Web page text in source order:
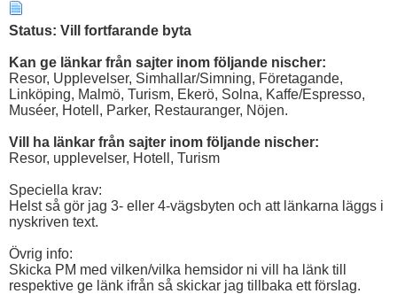
Status: Vill fortfarande byta
Kan ge länkar från sajter inom följande nischer:
Resor, Upplevelser, Simhallar/Simning, Företagande,
Linköping, Malmö, Turism, Ekerö, Solna, Kaffe/Espresso,
Muséer, Hotell, Parker, Restauranger, Nöjen.
Vill ha länkar från sajter inom följande nischer:
Resor, upplevelser, Hotell, Turism
Speciella krav:
Helst så gör jag 3- eller 4-vägsbyten och att länkarna läggs i
nyskriven text.
Övrig info:
Skicka PM med vilken/vilka hemsidor ni vill ha länk till
respektive ge länk ifrån så skickar jag tillbaka ett förslag.